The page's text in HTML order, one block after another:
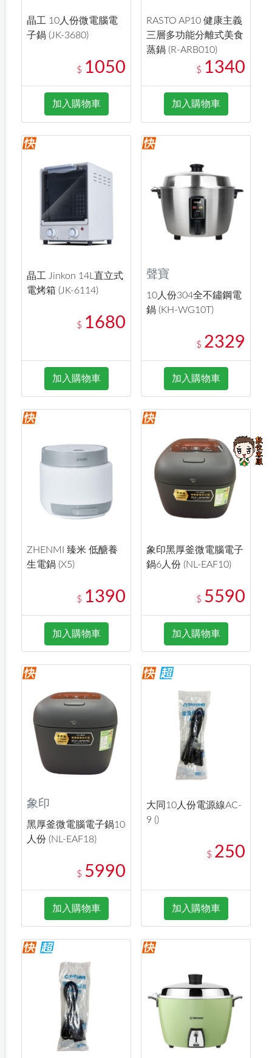
晶工 10人份微電腦電
子鍋 (JK-3680)
$ 1050
加入購物車
RASTO AP10 健康主義
三層多功能分離式美食
蒸鍋 (R-ARB010)
$ 1340
加入購物車
晶工 Jinkon 14L直立式
電烤箱 (JK-6114)
$ 1680
加入購物車
聲寶
10人份304全不鏽鋼電
鍋 (KH-WG10T)
$ 2329
加入購物車
ZHENMI 臻米 低醣養
生電鍋 (X5)
$ 1390
加入購物車
象印黑厚釜微電腦電子
鍋6人份 (NL-EAF10)
$ 5590
加入購物車
象印
黑厚釜微電腦電子鍋10
人份 (NL-EAF18)
$ 5990
加入購物車
大同10人份電源線AC-
9 ()
$ 250
加入購物車